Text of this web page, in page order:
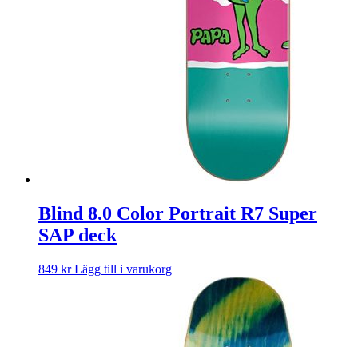
Blind 8.0 Color Portrait R7 Super
SAP deck
849 kr Lägg till i varukorg